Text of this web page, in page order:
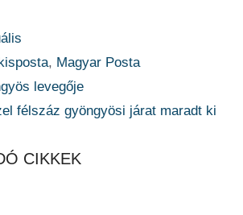
, Magyar Posta
levegője
félszáz gyöngyösi járat maradt ki
CIKKEK